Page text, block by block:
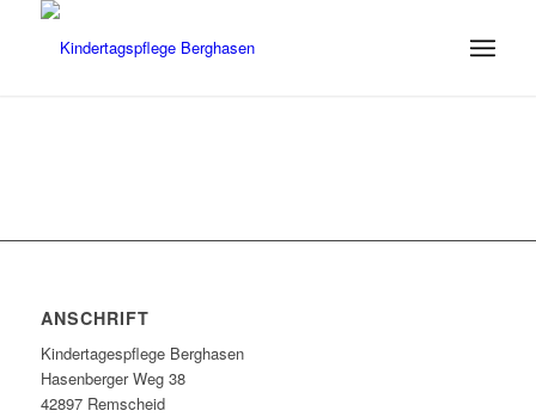
ANSCHRIFT
Kindertagespflege Berghasen
Hasenberger Weg 38
42897 Remscheid